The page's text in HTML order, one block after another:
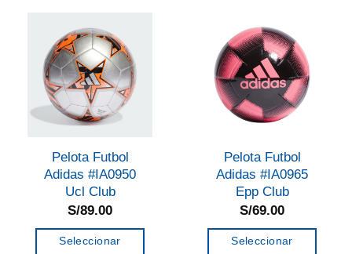
Las
opciones
se
pueden
elegir
la
página
de
producto
Las
opciones
se
pueden
elegir
la
página
de
producto
Pelota Futbol
Adidas #IA0950
Ucl Club
S/89.00
Seleccionar
Pelota Futbol
Adidas #IA0965
Epp Club
S/69.00
Seleccionar